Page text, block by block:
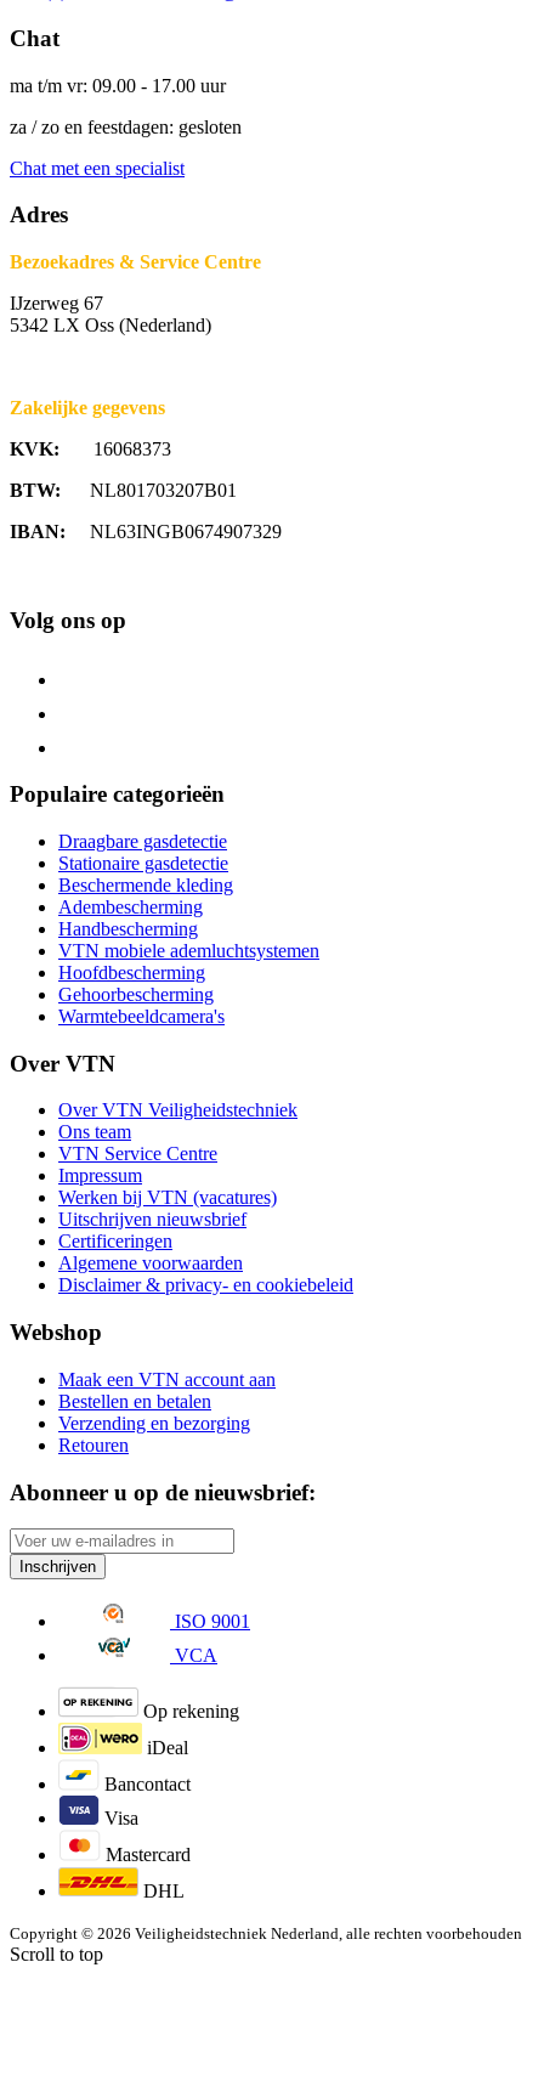
Chat
ma t/m vr: 09.00 - 17.00 uur
za / zo en feestdagen: gesloten
Chat met een specialist
Adres
Bezoekadres & Service Centre
IJzerweg 67
5342 LX Oss (Nederland)
Zakelijke gegevens
KVK: 16068373
BTW: NL801703207B01
IBAN: NL63INGB0674907329
Volg ons op
Populaire categorieën
Draagbare gasdetectie
Stationaire gasdetectie
Beschermende kleding
Adembescherming
Handbescherming
VTN mobiele ademluchtsystemen
Hoofdbescherming
Gehoorbescherming
Warmtebeeldcamera's
Over VTN
Over VTN Veiligheidstechniek
Ons team
VTN Service Centre
Impressum
Werken bij VTN (vacatures)
Uitschrijven nieuwsbrief
Certificeringen
Algemene voorwaarden
Disclaimer & privacy- en cookiebeleid
Webshop
Maak een VTN account aan
Bestellen en betalen
Verzending en bezorging
Retouren
Abonneer u op de nieuwsbrief:
Inschrijven
ISO 9001
VCA
Op rekening
iDeal
Bancontact
Visa
Mastercard
DHL
Copyright © 2026 Veiligheidstechniek Nederland, alle rechten voorbehouden
Scroll to top